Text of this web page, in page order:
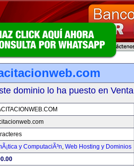
dominio lo ha puesto en Venta
y ComputaciÃ³n, Web Hosting y Dominios